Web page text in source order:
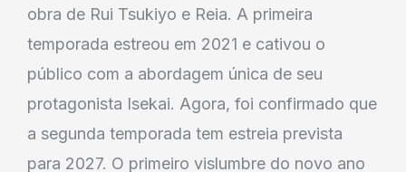
obra de Rui Tsukiyo e Reia. A primeira
temporada estreou em 2021 e cativou o
público com a abordagem única de seu
protagonista Isekai. Agora, foi confirmado que
a segunda temporada tem estreia prevista
para 2027. O primeiro vislumbre do novo ano